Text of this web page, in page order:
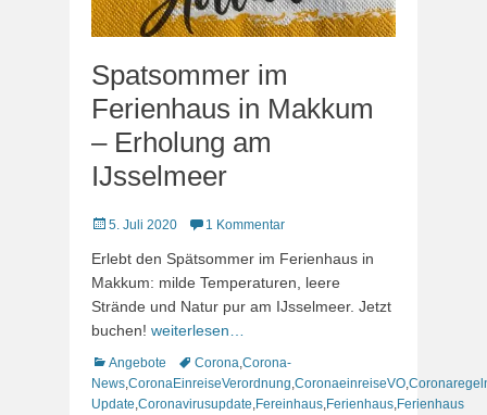
Spatsommer im
Ferienhaus in Makkum
– Erholung am
IJsselmeer
Veröffentlicht
5. Juli 2020 1 Kommentar
Erlebt den Spätsommer im Ferienhaus in
Makkum: milde Temperaturen, leere
Strände und Natur pur am IJsselmeer. Jetzt
buchen! weiterlesen…
Kategorien
Angebote Schlagworte
Corona Corona-
News CoronaEinreiseVerordnung CoronaeinreiseVO
Update Coronavirusupdate Fereinhaus Ferienhaus Ferienhaus